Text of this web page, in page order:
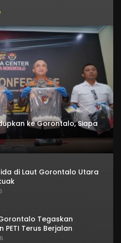
ke Gorontalo, Siapa
di Laut Gorontalo Utara
Tegaskan
PETI Terus Berjalan